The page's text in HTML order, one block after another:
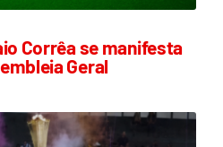
Corrêa se manifesta
Geral